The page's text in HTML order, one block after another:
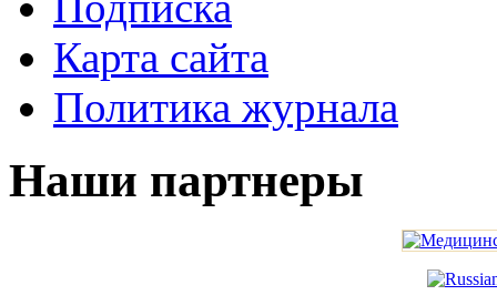
Карта сайта
Политика журнала
Наши партнеры